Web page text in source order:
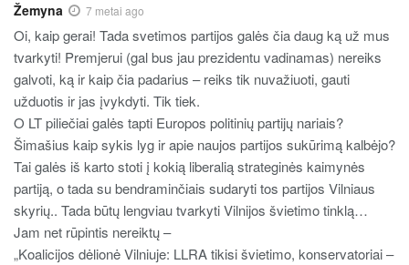
Žemyna 7 metai ago
Oi, kaip gerai! Tada svetimos partijos galės čia daug ką už mus
tvarkyti! Premjerui (gal bus jau prezidentu vadinamas) nereiks
galvoti, ką ir kaip čia padarius – reiks tik nuvažiuoti, gauti
užduotis ir jas įvykdyti. Tik tiek.
O LT piliečiai galės tapti Europos politinių partijų nariais?
Šimašius kaip sykis lyg ir apie naujos partijos sukūrimą kalbėjo?
Tai galės iš karto stoti į kokią liberalią strateginės kaimynės
partiją, o tada su bendraminčiais sudaryti tos partijos Vilniaus
skyrių.. Tada būtų lengviau tvarkyti Vilnijos švietimo tinklą…
Jam net rūpintis nereiktų –
„Koalicijos dėlionė Vilniuje: LLRA tikisi švietimo, konservatoriai –